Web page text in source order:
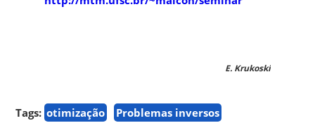
E. Krukoski
Tags: otimização Problemas inversos